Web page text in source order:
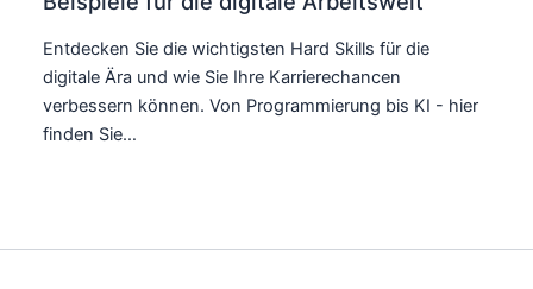
Entdecken Sie die wichtigsten Hard Skills für die
digitale Ära und wie Sie Ihre Karrierechancen
verbessern können. Von Programmierung bis KI - hier
finden Sie…